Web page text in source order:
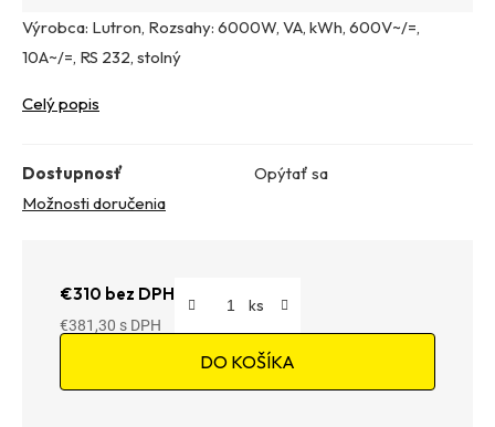
Výrobca: Lutron, Rozsahy: 6000W, VA, kWh, 600V~/=,
10A~/=, RS 232, stolný
Celý popis
Dostupnosť
Opýtať sa
Možnosti doručenia
€310 bez DPH
€381,30
DO KOŠÍKA